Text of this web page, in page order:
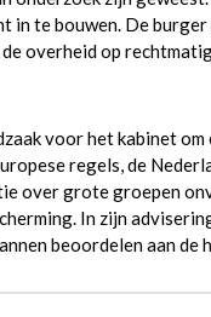
in te bouwen. De
overheid op
voor het kabinet
regels, de
over grote groepen
In zijn
beoordelen aan de